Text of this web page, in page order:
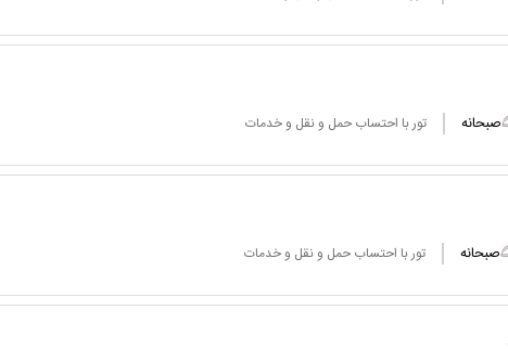
صبحانه تور با احتساب حمل و نقل و خدمات
صبحانه تور با احتساب حمل و نقل و خدمات